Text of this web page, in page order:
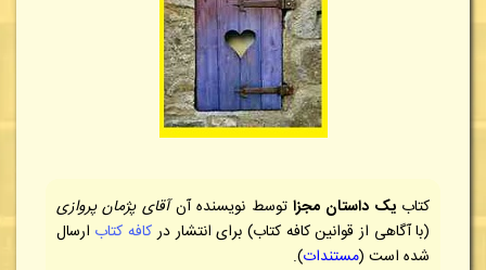
کتابیک داستان مجزاتوسط نویسنده آنآقای پژمان پروازی
(با آگاهی از قوانین کافه کتاب) برای انتشار درکافه کتاب ارسال
شده است (مستندات).